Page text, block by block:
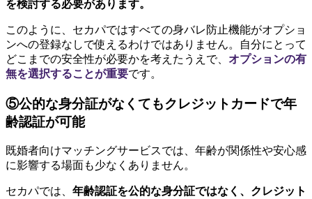
を検討する必要があります。
このように、セカパではすべての身バレ防止機能がオプショ
ンへの登録なしで使えるわけではありません。自分にとって
どこまでの安全性が必要かを考えたうえで、 オプションの有
無を選択することが重要です。
⑤公的な身分証がなくてもクレジットカードで年
齢認証が可能
既婚者向けマッチングサービスでは、年齢が関係性や安心感
に影響する場面も少なくありません。
セカパでは、 年齢認証を公的な身分証ではなく、クレジット